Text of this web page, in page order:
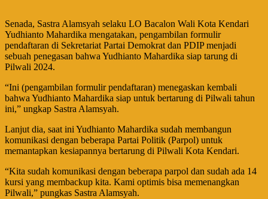
Senada, Sastra Alamsyah selaku LO Bacalon Wali Kota Kendari
Yudhianto Mahardika mengatakan, pengambilan formulir
pendaftaran di Sekretariat Partai Demokrat dan PDIP menjadi
sebuah penegasan bahwa Yudhianto Mahardika siap tarung di
Pilwali 2024.
“Ini (pengambilan formulir pendaftaran) menegaskan kembali
bahwa Yudhianto Mahardika siap untuk bertarung di Pilwali tahun
ini,” ungkap Sastra Alamsyah.
Lanjut dia, saat ini Yudhianto Mahardika sudah membangun
komunikasi dengan beberapa Partai Politik (Parpol) untuk
memantapkan kesiapannya bertarung di Pilwali Kota Kendari.
“Kita sudah komunikasi dengan beberapa parpol dan sudah ada 14
kursi yang membackup kita. Kami optimis bisa memenangkan
Pilwali,” pungkas Sastra Alamsyah.